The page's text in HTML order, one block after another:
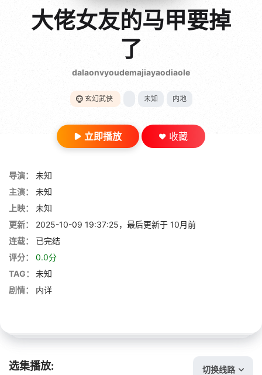
gt 0"}
28短剧
大佬女友的马甲要掉
了
dalaonvyoudemajiayaodiaole
玄幻武侠 未知 内地
立即播放 收藏
导演：
未知
主演：
未知
上映：
未知
更新：
2025-10-09 19:37:25，最后更新于 10月前
连载：
已完结
评分：
0.0分
TAG：
未知
剧情：
内详
选集播放: 切换线路